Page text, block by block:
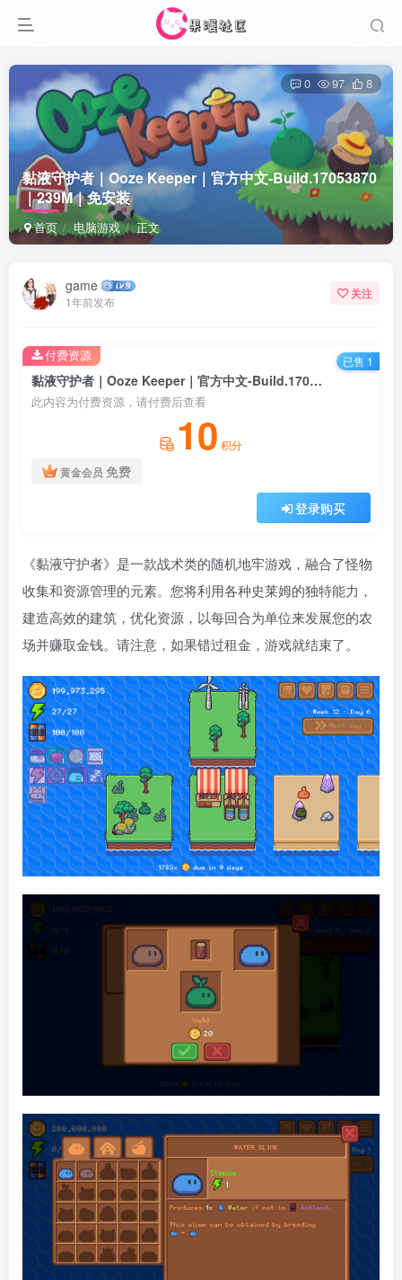
黏液守护者｜Ooze Keeper｜官方中文-Build.17053870
｜239M｜免安装
首页 电脑游戏 正文
0 97 8
game
1年前发布
关注
黏液守护者｜Ooze Keeper｜官方中文-Build.17053870｜239M｜免安装
此内容为付费资源，请付费后查看
10 积分
黄金会员 免费
登录购买
付费资源 已售 1
《黏液守护者》是一款战术类的随机地牢游戏，融合了怪物
收集和资源管理的元素。您将利用各种史莱姆的独特能力，
建造高效的建筑，优化资源，以每回合为单位来发展您的农
场并赚取金钱。请注意，如果错过租金，游戏就结束了。